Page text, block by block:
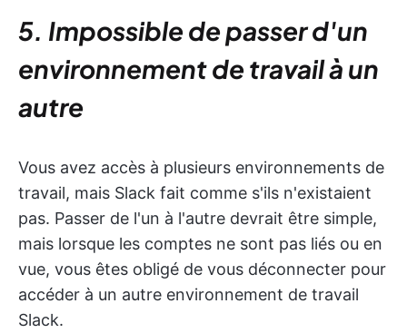
5. Impossible de passer d'un
environnement de travail à un
autre
Vous avez accès à plusieurs environnements de
travail, mais Slack fait comme s'ils n'existaient
pas. Passer de l'un à l'autre devrait être simple,
mais lorsque les comptes ne sont pas liés ou en
vue, vous êtes obligé de vous déconnecter pour
accéder à un autre environnement de travail
Slack.